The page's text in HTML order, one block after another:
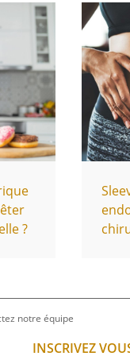
?
INSCRIVEZ
notre équipe